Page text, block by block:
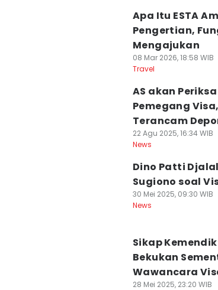
Apa Itu ESTA
Pengertian,
Mengajukan
08 Mar 2026, 18:58 WIB
Travel
AS akan
Pemegang
Terancam
22 Agu 2025, 16:34 WIB
News
Dino Patti
Sugiono soal
30 Mei 2025, 09:30 WIB
News
Sikap
Bekukan
Wawancara
28 Mei 2025, 23:20 WIB